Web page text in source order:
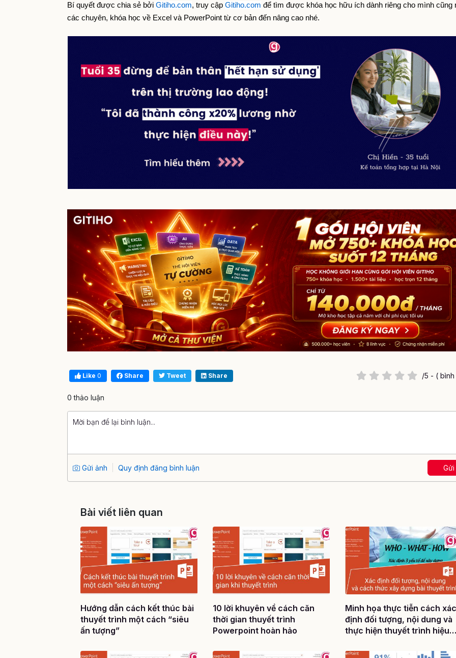
Bí quyết được chia sẻ bởi Gitiho.com, truy cập Gitiho.com để tìm được khóa học hữu ích dành riêng cho mình cũng
các chuyên, khóa học về Excel và PowerPoint từ cơ bản đến nâng cao nhé.
Like 0 Share Tweet Share /5 - (
0 thảo luận
Gửi ảnh Quy định đăng bình luận Gửi
Bài viết liên quan
Hướng dẫn cách kết thúc bài
thuyết trình một cách “siêu
ấn tượng”
10 lời khuyên về cách căn
thời gian thuyết trình
Powerpoint hoàn hảo
Minh họa thực tiễn cách
định đối tượng, nội dung và
thực hiện thuyết trình hiệu